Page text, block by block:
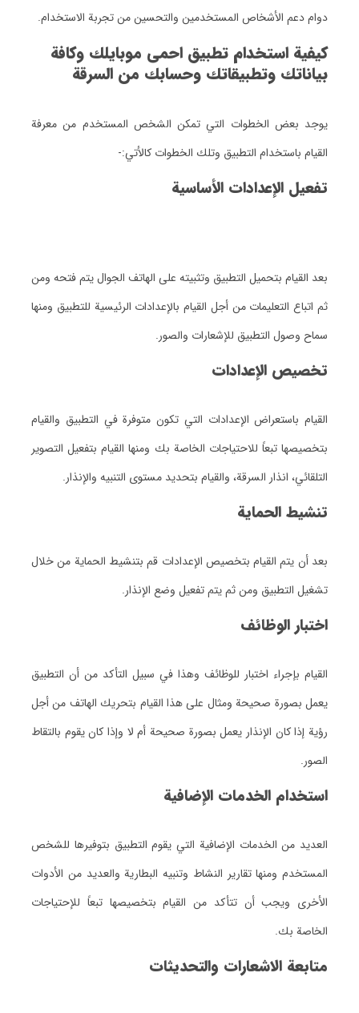
دوام دعم الأشخاص المستخدمين والتحسين من تجربة الاستخدام.
كيفية استخدام تطبيق احمى موبايلك وكافة
بياناتك وتطبيقاتك وحسابك من السرقة
يوجد بعض الخطوات التي تمكن الشخص المستخدم من معرفة
القيام باستخدام التطبيق وتلك الخطوات كالأتي:-
تفعيل الإعدادات الأساسية
بعد القيام بتحميل التطبيق وتثبيته على الهاتف الجوال يتم فتحه ومن
ثم اتباع التعليمات من أجل القيام بالإعدادات الرئيسية للتطبيق ومنها
سماح وصول التطبيق للإشعارات والصور.
تخصيص الإعدادات
القيام باستعراض الإعدادات التي تكون متوفرة في التطبيق والقيام
بتخصيصها تبعاً للاحتياجات الخاصة بك ومنها القيام بتفعيل التصوير
التلقائي، انذار السرقة، والقيام بتحديد مستوى التنبيه والإنذار.
تنشيط الحماية
بعد أن يتم القيام بتخصيص الإعدادات قم بتنشيط الحماية من خلال
تشغيل التطبيق ومن ثم يتم تفعيل وضع الإنذار.
اختبار الوظائف
القيام بإجراء اختبار للوظائف وهذا في سبيل التأكد من أن التطبيق
يعمل بصورة صحيحة ومثال على هذا القيام بتحريك الهاتف من أجل
رؤية إذا كان الإنذار يعمل بصورة صحيحة أم لا وإذا كان يقوم بالتقاط
الصور.
استخدام الخدمات الإضافية
العديد من الخدمات الإضافية التي يقوم التطبيق بتوفيرها للشخص
المستخدم ومنها تقارير النشاط وتنبيه البطارية والعديد من الأدوات
الأخرى ويجب أن تتأكد من القيام بتخصيصها تبعاً للإحتياجات
الخاصة بك.
متابعة الاشعارات والتحديثات